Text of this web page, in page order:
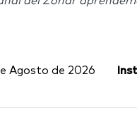
Agosto de 2026